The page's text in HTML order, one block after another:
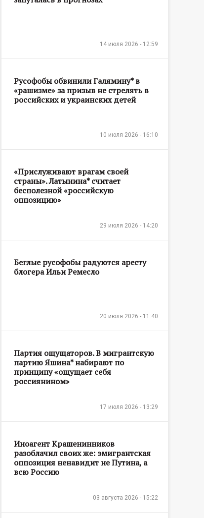
14 июля 2026 - 12:59
Русофобы обвинили Галямину* в
«рашизме» за призыв не стрелять в
российских и украинских детей
10 июля 2026 - 16:10
«Прислуживают врагам своей
страны». Латынина* считает
бесполезной «российскую
оппозицию»
29 июля 2026 - 14:20
Беглые русофобы радуются аресту
блогера Ильи Ремесло
20 июля 2026 - 11:40
Партия ощущаторов. В мигрантскую
партию Яшина* набирают по
принципу «ощущает себя
россиянином»
17 июля 2026 - 13:29
Иноагент Крашенинников
разоблачил своих же: эмигрантская
оппозиция ненавидит не Путина, а
всю Россию
03 августа 2026 - 15:22